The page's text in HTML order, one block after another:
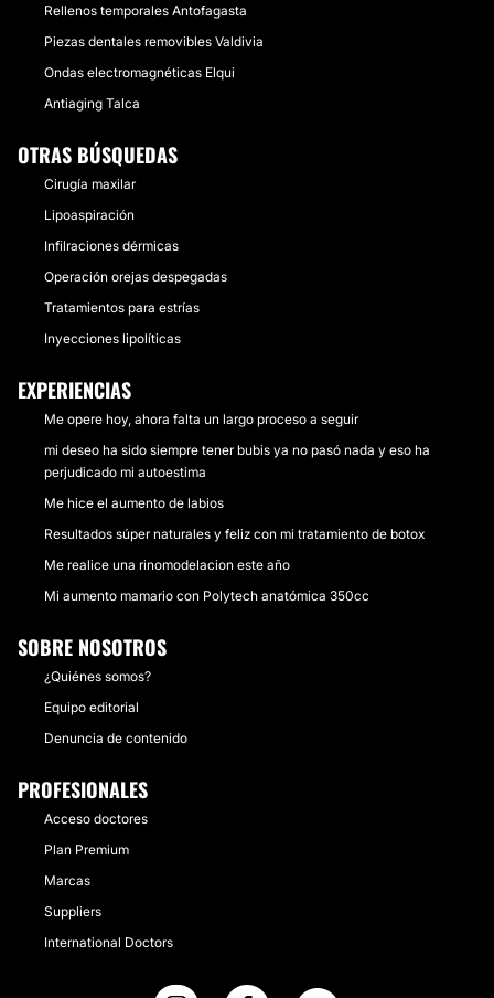
Rellenos temporales Antofagasta
Piezas dentales removibles Valdivia
Ondas electromagnéticas Elqui
Antiaging Talca
OTRAS BÚSQUEDAS
Cirugía maxilar
Lipoaspiración
Infilraciones dérmicas
Operación orejas despegadas
Tratamientos para estrías
Inyecciones lipolíticas
EXPERIENCIAS
Me opere hoy, ahora falta un largo proceso a seguir
mi deseo ha sido siempre tener bubis ya no pasó nada y eso ha
perjudicado mi autoestima
Me hice el aumento de labios
Resultados súper naturales y feliz con mi tratamiento de botox
Me realice una rinomodelacion este año
Mi aumento mamario con Polytech anatómica 350cc
SOBRE NOSOTROS
¿Quiénes somos?
Equipo editorial
Denuncia de contenido
PROFESIONALES
Acceso doctores
Plan Premium
Marcas
Suppliers
International Doctors